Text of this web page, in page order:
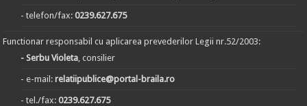
- telefon/fax:0239.627.675
Functionar responsabil cu aplicarea prevederilor Legii nr.52/2003:
- Serbu Violeta, consilier
- e-mail:relatiipublice@portal-braila.ro
- tel./fax:0239.627.675